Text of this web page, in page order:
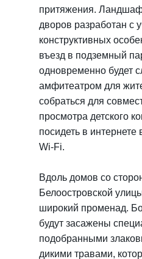
притяжения.
дворов разработан с
конструктивных
въезд в подземный
одновременно будет
амфитеатром для
собраться для
просмотра детского
посидеть в интернете
Wi‐Fi.
Вдоль домов со
Белоостровской
широкий променад.
будут засажены
подобранными
дикими травами,